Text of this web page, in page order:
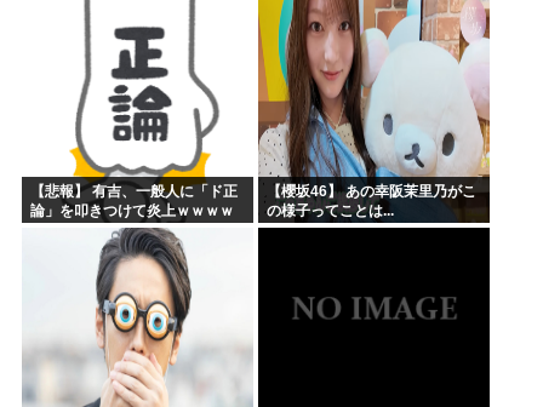
【海外の反応】 なぜイチローはあんなに敬遠四球が多かった...
平野綾とかいう女声優についてお前らが知ってることwww
みいちゃんと山田さんの漫画の作者なんでこんなに嫌われてる...
【悲報】 有吉、一般人に「ド正
論」を叩きつけて炎上ｗｗｗｗ
【櫻坂46】 あの幸阪茉里乃がこ
の様子ってことは...